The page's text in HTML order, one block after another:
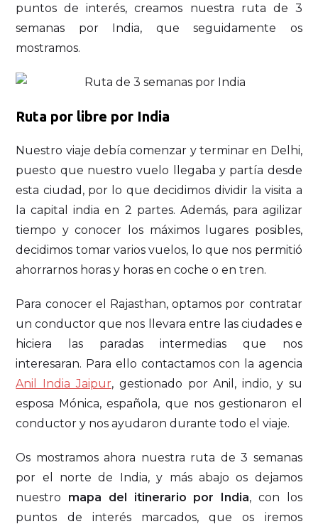
puntos de interés, creamos nuestra ruta de 3
semanas por India, que seguidamente os
mostramos.
Ruta por libre por India
Nuestro viaje debía comenzar y terminar en Delhi,
puesto que nuestro vuelo llegaba y partía desde
esta ciudad, por lo que decidimos dividir la visita a
la capital india en 2 partes. Además, para agilizar
tiempo y conocer los máximos lugares posibles,
decidimos tomar varios vuelos, lo que nos permitió
ahorrarnos horas y horas en coche o en tren.
Para conocer el Rajasthan, optamos por contratar
un conductor que nos llevara entre las ciudades e
hiciera las paradas intermedias que nos
interesaran. Para ello contactamos con la agencia
Anil India Jaipur, gestionado por Anil, indio, y su
esposa Mónica, española, que nos gestionaron el
conductor y nos ayudaron durante todo el viaje.
Os mostramos ahora nuestra ruta de 3 semanas
por el norte de India, y más abajo os dejamos
nuestro mapa del itinerario por India, con los
puntos de interés marcados, que os iremos